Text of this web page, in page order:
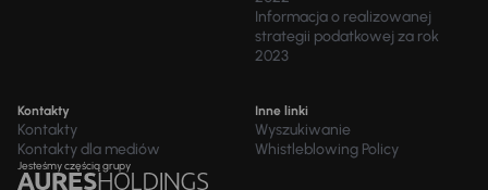
Informacja o realizowanej
strategii podatkowej za rok
2023
Kontakty
Kontakty
Kontakty dla mediów
Inne linki
Wyszukiwanie
Whistleblowing Policy
Jesteśmy częścią grupy